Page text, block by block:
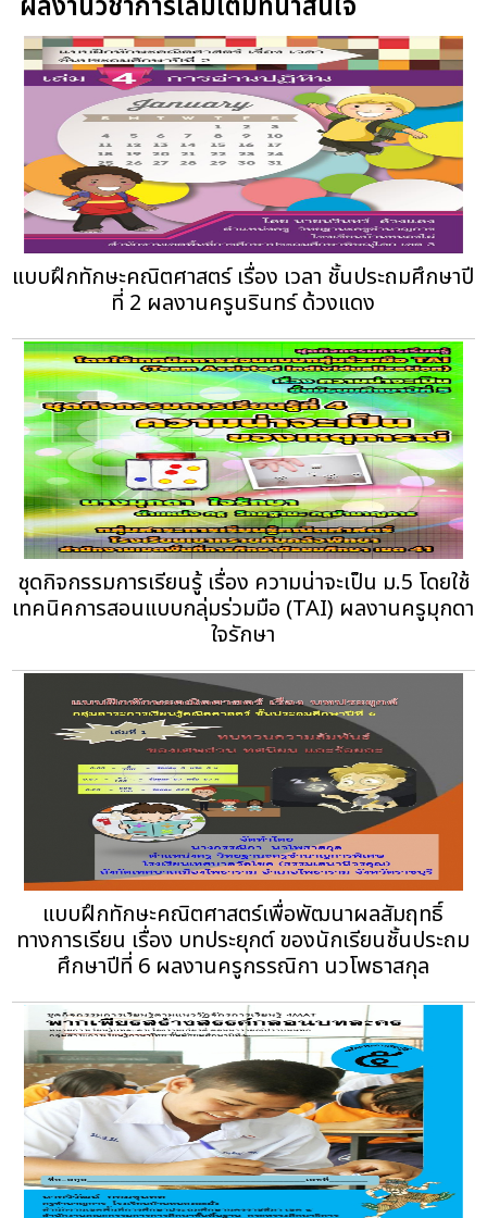
แบบฝึกทักษะคณิตศาสตร์ เรื่อง เวลา ชั้นประถมศึกษาปี
ที่ 2 ผลงานครูนรินทร์ ด้วงแดง
ชุดกิจกรรมการเรียนรู้ เรื่อง ความน่าจะเป็น ม.5 โดยใช้
เทคนิคการสอนแบบกลุ่มร่วมมือ (TAI) ผลงานครูมุกดา
ใจรักษา
แบบฝึกทักษะคณิตศาสตร์เพื่อพัฒนาผลสัมฤทธิ์
ทางการเรียน เรื่อง บทประยุกต์ ของนักเรียนชั้นประถม
ศึกษาปีที่ 6 ผลงานครูกรรณิกา นวโพธาสกุล